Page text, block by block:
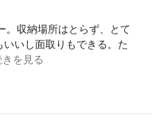
。収納場所はとらず、とて
いし面取りもできる。た
きを見る